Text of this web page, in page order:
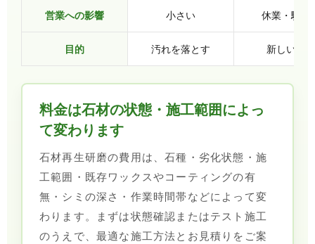
営業への影響 小さい 休業・騒音
目的 汚れを落とす 新しい石
料金は石材の状態・施工範囲によっ
て変わります
石材再生研磨の費用は、石種・劣化状態・施
工範囲・既存ワックスやコーティングの有
無・シミの深さ・作業時間帯などによって変
わります。まずは状態確認またはテスト施工
のうえで、最適な施工方法とお見積りをご案